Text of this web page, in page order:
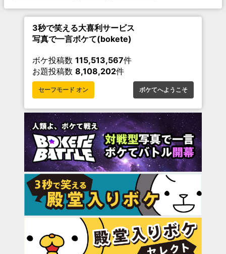
3秒で笑える大喜利サービス
写真で一言ボケて(bokete)
ボケ投稿数 115,513,567件
お題投稿数 8,108,202件
セーフモード オン ボケてへようこそ